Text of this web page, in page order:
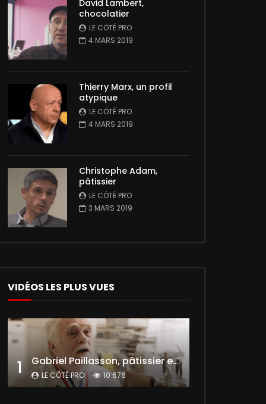
David Lambert,
chocolatier
LE CÔTÉ PRO
4 MARS 2019
Thierry Marx, un profil
atypique
LE CÔTÉ PRO
4 MARS 2019
Christophe Adam,
pâtissier
LE CÔTÉ PRO
3 MARS 2019
VIDÉOS LES PLUS VUES
1 Gabriel Paillasson, pâtissier et glacier
LE CÔTÉ PRO 10 676